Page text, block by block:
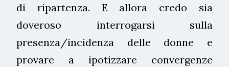
di ripartenza. E allora credo sia
doveroso interrogarsi sulla
presenza/incidenza delle donne e
provare a ipotizzare convergenze